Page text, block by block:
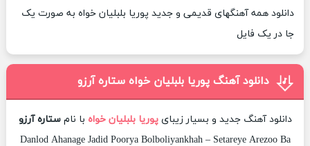
دانلود همه آهنگهای قدیمی و جدید پوریا بلبلیان خواه به صورت یک
جا در یک فایل
دانلود آهنگ پوریا بلبلیان خواه ستاره آرزو
دانلود آهنگ جدید و بسیار زیبایپوریا بلبلیان خواه با نامستاره آرزو
Danlod Ahanage Jadid Poorya Bolboliyankhah – Setareye Arezoo Ba